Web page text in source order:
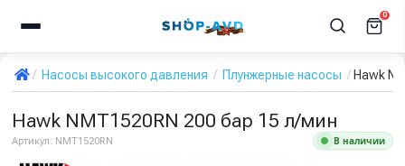
0
Насосы высокого давления Плунжерные насосы Hawk
Hawk NMT1520RN 200 бар 15 л/мин
Артикул: NMT1520RN В наличии